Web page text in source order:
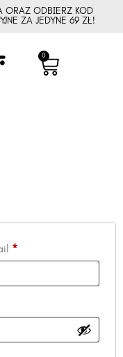
ORAZ ODBIERZ KOD
ZA JEDYNE 69 ZŁ!
0
*